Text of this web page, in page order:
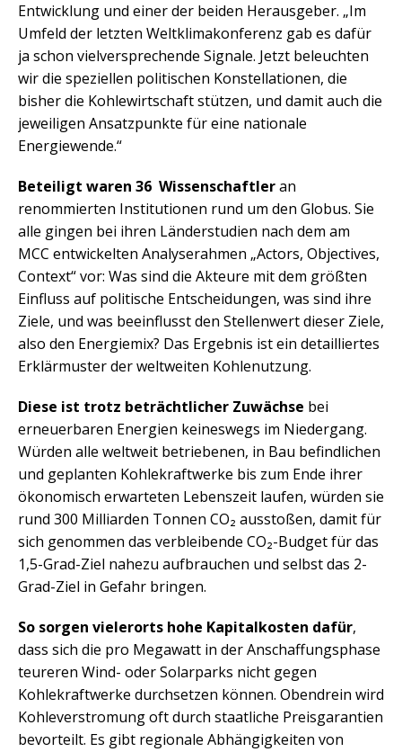
Entwicklung und einer der beiden Herausgeber. „Im
Umfeld der letzten Weltklimakonferenz gab es dafür
ja schon vielversprechende Signale. Jetzt beleuchten
wir die speziellen politischen Konstellationen, die
bisher die Kohlewirtschaft stützen, und damit auch die
jeweiligen Ansatzpunkte für eine nationale
Energiewende.“
Beteiligt waren 36 Wissenschaftleran
renommierten Institutionen rund um den Globus. Sie
alle gingen bei ihren Länderstudien nach dem am
MCC entwickelten Analyserahmen „Actors, Objectives,
Context“ vor: Was sind die Akteure mit dem größten
Einfluss auf politische Entscheidungen, was sind ihre
Ziele, und was beeinflusst den Stellenwert dieser Ziele,
also den Energiemix? Das Ergebnis ist ein detailliertes
Erklärmuster der weltweiten Kohlenutzung.
Diese ist trotz beträchtlicher Zuwächse bei
erneuerbaren Energien keineswegs im Niedergang.
Würden alle weltweit betriebenen, in Bau befindlichen
und geplanten Kohlekraftwerke bis zum Ende ihrer
ökonomisch erwarteten Lebenszeit laufen, würden sie
rund 300 Milliarden Tonnen CO₂ ausstoßen, damit für
sich genommen das verbleibende CO₂-Budget für das
1,5-Grad-Ziel nahezu aufbrauchen und selbst das 2-
Grad-Ziel in Gefahr bringen.
So sorgen vielerorts hohe Kapitalkosten dafür,
dass sich die pro Megawatt in der Anschaffungsphase
teureren Wind- oder Solarparks nicht gegen
Kohlekraftwerke durchsetzen können. Obendrein wird
Kohleverstromung oft durch staatliche Preisgarantien
bevorteilt. Es gibt regionale Abhängigkeiten von